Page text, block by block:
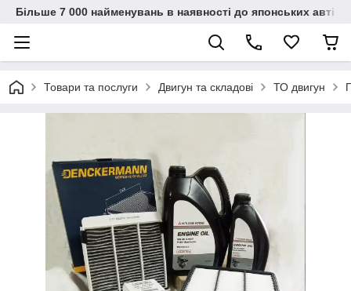
Більше 7 000 найменувань в наявності до японських
Товари та послуги Двигун та складові ТО двигун